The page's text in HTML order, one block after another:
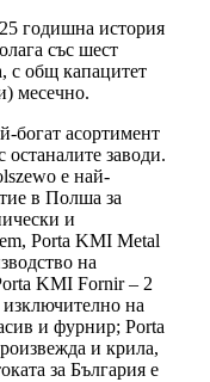
годишна история
със шест
с общ капацитет
месечно.
богат асортимент
заводи.
е най-
в Полша за
и
Porta KMI Metal
на
KMI Fornir – 2
на
и фурнир; Porta
и крила,
за България е